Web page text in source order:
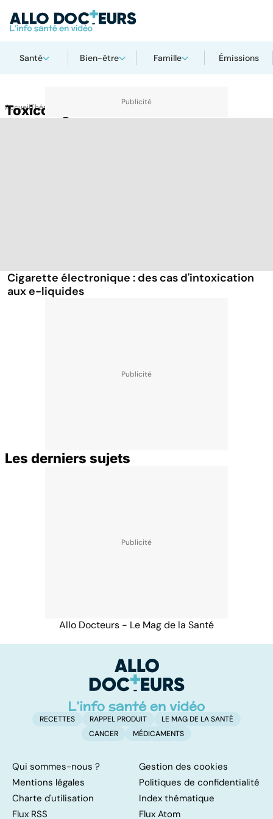
Santé Bien-être Famille Émissions
AccueilThématiques
Toxicovigilance
Cigarette électronique : des cas d'intoxication
aux e-liquides
Les derniers sujets
Allo Docteurs - Le Mag de la Santé
RECETTES RAPPEL PRODUIT
LE MAG DE LA SANTÉ
CANCER
MÉDICAMENTS
Qui sommes-nous ?
Gestion des cookies
Mentions légales
Politiques de confidentialité
Charte d'utilisation
Index thématique
Flux RSS
Flux Atom